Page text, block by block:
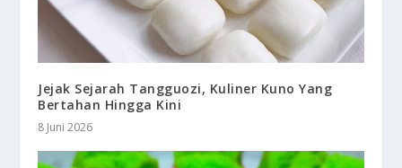
Jejak Sejarah Tangguozi, Kuliner Kuno Yang
Bertahan Hingga Kini
8 Juni 2026